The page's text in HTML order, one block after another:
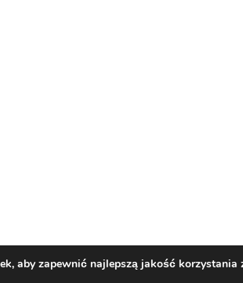
aby zapewnić najlepszą jakość korzystania